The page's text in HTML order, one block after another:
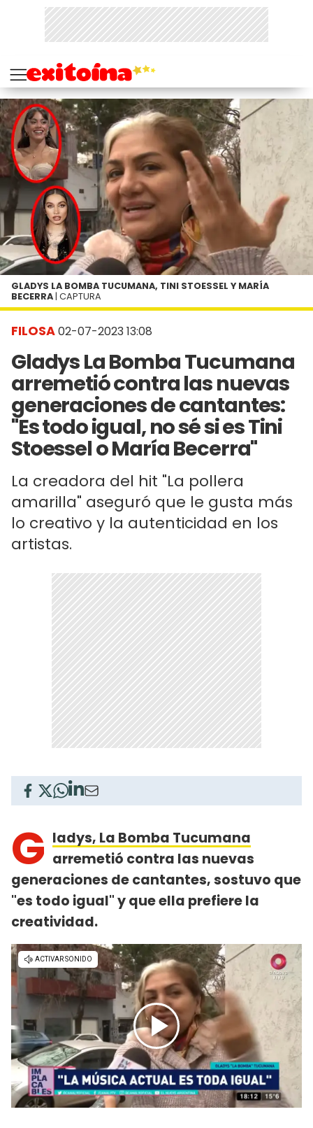
FILOSA02-07-2023 13:08
Gladys La Bomba Tucumana
arremetió contra las nuevas
generaciones de cantantes:
"Es todo igual, no sé si es Tini
Stoessel o María Becerra"
La creadora del hit "La pollera
amarilla" aseguró que le gusta más
lo creativo y la autenticidad en los
artistas.
GLADYS LA BOMBA TUCUMANA, TINI STOESSEL Y MARÍA
BECERRA | CAPTURA
G ladys, La Bomba Tucumana
arremetió contra las nuevas
generaciones de cantantes, sostuvo que
"es todo igual" y que ella prefiere la
creatividad.